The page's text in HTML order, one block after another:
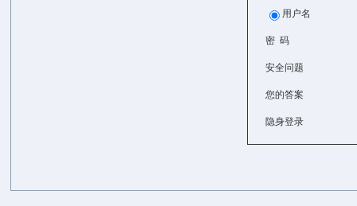
用户名
密 码
安全问题
您的答案
隐身登录